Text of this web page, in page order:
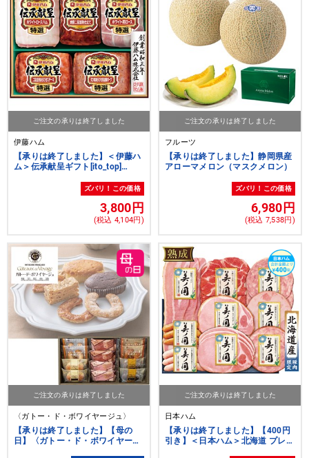
ご注文の承りは終了しました
伊藤ハム
【承りは終了しました】＜伊藤ハ
ム＞伝承献呈ギフト[ito_top]
ズバリ！この価格
3,800円
(税込 4,104円)
ご注文の承りは終了しました
フルーツ
【承りは終了しました】静岡県産
アローマメロン（マスクメロン）
ズバリ！この価格
6,980円
(税込 7,538円)
ご注文の承りは終了しました
〈ガトー・ド・ボワイヤージュ〉
【承りは終了しました】【母の
日】〈ガトー・ド・ボワイヤージ
ご注文の承りは終了しました
日本ハム
【承りは終了しました】【400円
引き】＜日本ハム＞北海道 プレミ